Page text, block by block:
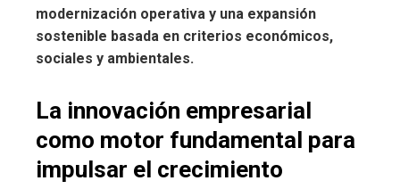
modernización operativa y una expansión
sostenible basada en criterios económicos,
sociales y ambientales.
La innovación empresarial
como motor fundamental para
impulsar el crecimiento